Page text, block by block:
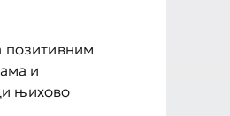
позитивним
и
њихово